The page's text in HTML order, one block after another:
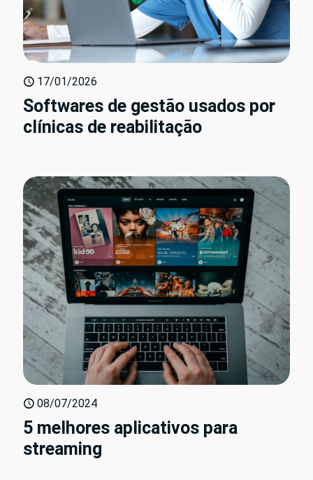
17/01/2026
Softwares de gestão usados por
clínicas de reabilitação
08/07/2024
5 melhores aplicativos para
streaming